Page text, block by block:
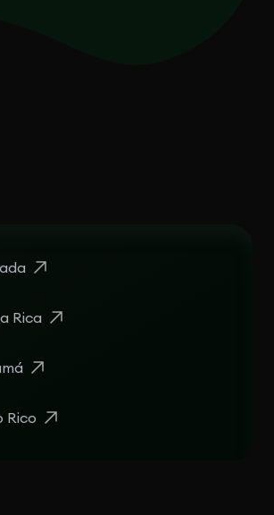
Rica
Rico